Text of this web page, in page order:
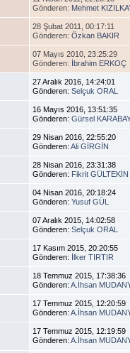
Gönderen: Mehmet
28 Şubat 2011, 00:17:11
Gönderen:Özkan BAKIR
07 Mayıs 2010, 23:25:29
Gönderen: İbrahim ERKOÇ
27 Aralık 2016, 14:24:01
Gönderen:Selçuk ORAL
16 Mayıs 2016, 13:51:35
Gönderen:Gürsel
29 Nisan 2016, 22:55:20
Gönderen:Ali GİRGİN
28 Nisan 2016, 23:31:38
Gönderen: Fikrit GÜLTEKİN
04 Nisan 2016, 20:18:24
Gönderen:Yusuf GÜL
07 Aralık 2015, 14:02:58
Gönderen:Selçuk ORAL
17 Kasım 2015, 20:20:55
Gönderen: İlker TIRTIR
18 Temmuz 2015, 17:38:36
Gönderen:A.İhsan
17 Temmuz 2015, 12:20:59
Gönderen:A.İhsan
17 Temmuz 2015, 12:19:59
Gönderen:A.İhsan